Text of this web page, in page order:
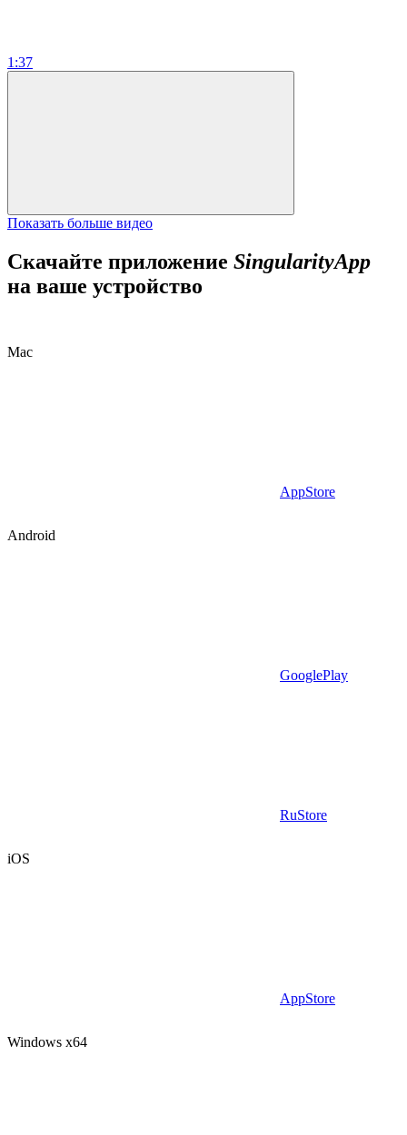
1:37
Показать больше видео
Скачайте приложение SingularityApp
на ваше устройство
Mac
AppStore
Android
GooglePlay
RuStore
iOS
AppStore
Windows x64